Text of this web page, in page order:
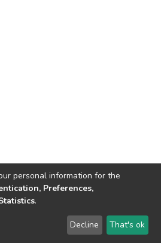
East Ukrainian National University
LYRASIS
Send Feedback
personal information for the
Preferences,
.
Decline That's ok